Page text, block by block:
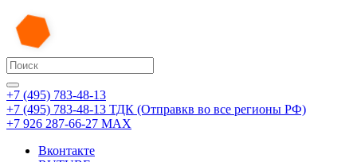
+7 (495) 783-48-13
+7 (495) 783-48-13 ТДК (Отправкв во все регионы РФ)
+7 926 287-66-27 МАХ
Вконтакте